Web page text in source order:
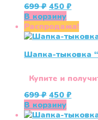
699₽
цена
составляла
699 ₽.
450 ₽
450 ₽.
В корзину
Распродажа!
Шапка-тыковка
Купите и
699₽
цена
составляла
450 ₽
450 ₽.
В корзину